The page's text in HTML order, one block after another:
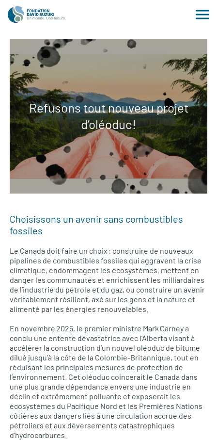
Refusons tout nouveau projet
d’oléoduc!
Choisissons un avenir sans combustibles
fossiles
Le Canada doit faire un choix : construire de nouveaux
pipelines de combustibles fossiles qui aggravent la crise
climatique, endommagent les écosystèmes, mettent en
danger les communautés et enrichissent les milliardaires
de l’industrie du pétrole et du gaz, ou construire un avenir
véritablement résilient, axé sur les gens et la nature et
alimenté par les énergies renouvelables.
En novembre 2025, le premier ministre Mark Carney a
conclu une entente dévastatrice avec l’Alberta visant à
accélérer la construction d’un nouvel oléoduc de bitume
dilué jusqu’à la côte de la Colombie-Britannique, tout en
réduisant les principales mesures de protection de
l’environnement. Cet oléoduc coincerait le Canada dans
une plus grande dépendance envers une industrie en
déclin et extrêmement polluante et exposerait les
écosystèmes du Pacifique Nord et les Premières Nations
côtières aux dangers liés à une circulation accrue des
pétroliers et aux déversements catastrophiques
d’hydrocarbures.